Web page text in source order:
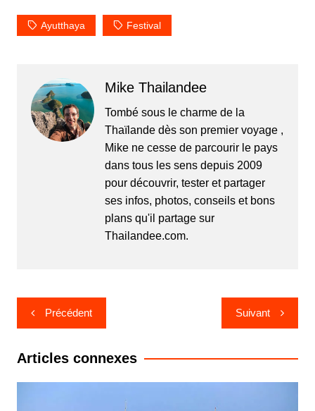
Ayutthaya Festival
Mike Thailandee
Tombé sous le charme de la
Thaïlande dès son premier voyage ,
Mike ne cesse de parcourir le pays
dans tous les sens depuis 2009
pour découvrir, tester et partager
ses infos, photos, conseils et bons
plans qu'il partage sur
Thailandee.com.
Navigation
de
l’article
Précédent Suivant
Articles connexes